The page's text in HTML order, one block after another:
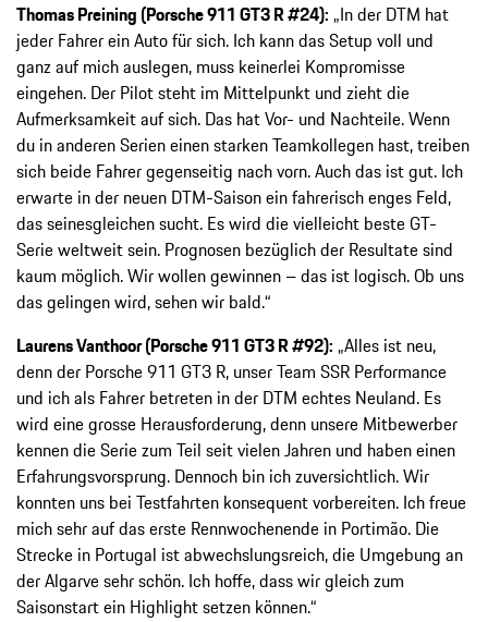
Thomas Preining (Porsche 911 GT3 R #24): „In der DTM hat
jeder Fahrer ein Auto für sich. Ich kann das Setup voll und
ganz auf mich auslegen, muss keinerlei Kompromisse
eingehen. Der Pilot steht im Mittelpunkt und zieht die
Aufmerksamkeit auf sich. Das hat Vor- und Nachteile. Wenn
du in anderen Serien einen starken Teamkollegen hast, treiben
sich beide Fahrer gegenseitig nach vorn. Auch das ist gut. Ich
erwarte in der neuen DTM-Saison ein fahrerisch enges Feld,
das seinesgleichen sucht. Es wird die vielleicht beste GT-
Serie weltweit sein. Prognosen bezüglich der Resultate sind
kaum möglich. Wir wollen gewinnen – das ist logisch. Ob uns
das gelingen wird, sehen wir bald.“
Laurens Vanthoor (Porsche 911 GT3 R #92): „Alles ist neu,
denn der Porsche 911 GT3 R, unser Team SSR Performance
und ich als Fahrer betreten in der DTM echtes Neuland. Es
wird eine grosse Herausforderung, denn unsere Mitbewerber
kennen die Serie zum Teil seit vielen Jahren und haben einen
Erfahrungsvorsprung. Dennoch bin ich zuversichtlich. Wir
konnten uns bei Testfahrten konsequent vorbereiten. Ich freue
mich sehr auf das erste Rennwochenende in Portimão. Die
Strecke in Portugal ist abwechslungsreich, die Umgebung an
der Algarve sehr schön. Ich hoffe, dass wir gleich zum
Saisonstart ein Highlight setzen können.“